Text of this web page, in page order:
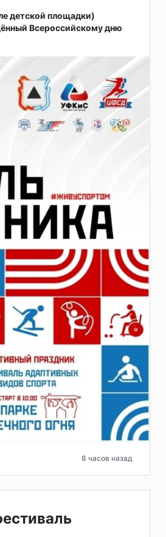
детской площадки)
Всероссийскому дню
8 часов назад